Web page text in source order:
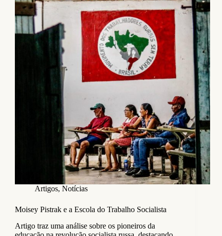
Artigos, Notícias
Moisey Pistrak e a Escola do Trabalho Socialista
Artigo traz uma análise sobre os pioneiros da